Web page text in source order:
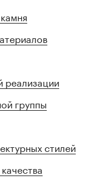
реализации
группы
стилей